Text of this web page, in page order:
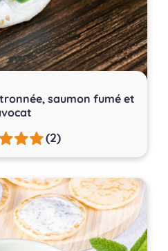
saumon fumé et
(2)